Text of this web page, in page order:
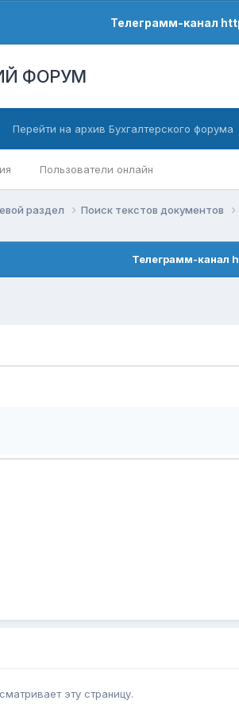
Телеграмм-канал
ФОРУМ
Пользователи онлайн
Перейти на архив Бухгалтерского форума
раздел Поиск текстов документов
Телеграмм-канал
эту страницу.